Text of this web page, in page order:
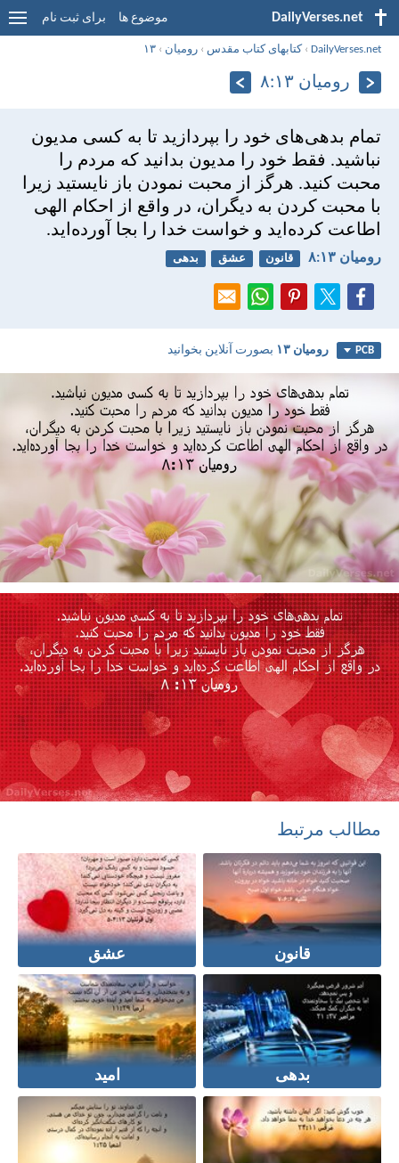
DailyVerses.net موضوع ها برای ثبت نام
DailyVerses.net
›کتابهای کتاب مقدس ›رومیان ›۱۳
رومیان ۱۳:‏۸
تمام بدهی‌های خود را بپردازيد تا به كسی مديون
نباشيد. فقط خود را مديون بدانيد كه مردم را
محبت كنيد. هرگز از محبت نمودن باز نايستيد زيرا
با محبت كردن به ديگران، در واقع از احكام الهی
اطاعت كرده‌ايد و خواست خدا را بجا آورده‌ايد.
رومیان ۱۳:‏۸ قانون عشق بدهی
PCB رومیان ۱۳ بصورت آنلاین بخوانید
مطالب مرتبط
قانون عشق
بدهی امید